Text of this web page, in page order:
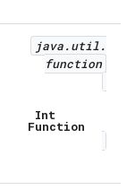
java.util.
function
Int
Function